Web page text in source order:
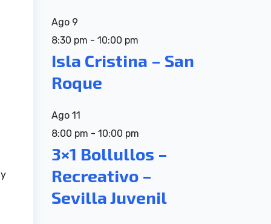
Ago 9
8:30 pm - 10:00 pm
Isla Cristina – San
Roque
Ago 11
8:00 pm - 10:00 pm
3×1 Bollullos –
Recreativo –
Sevilla Juvenil